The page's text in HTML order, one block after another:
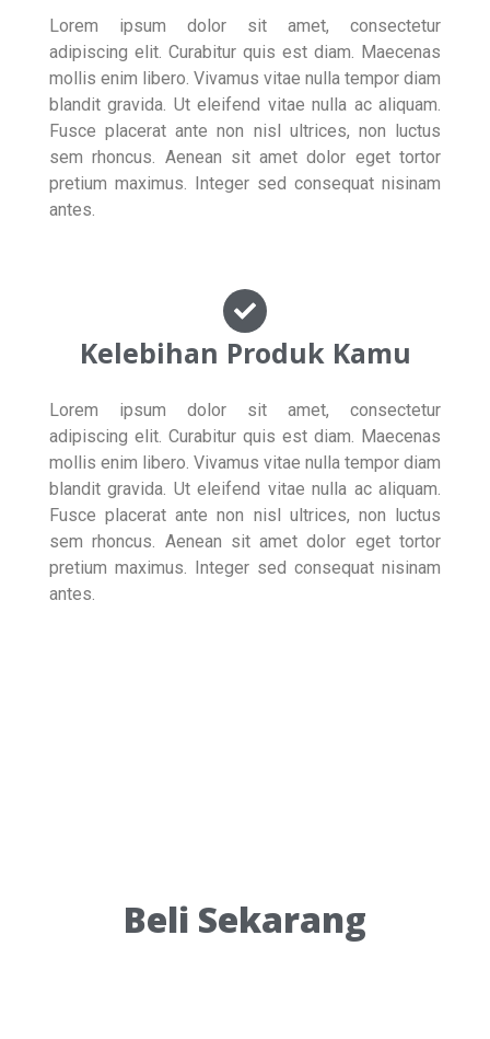
Lorem ipsum dolor sit amet, consectetur
adipiscing elit. Curabitur quis est diam. Maecenas
mollis enim libero. Vivamus vitae nulla tempor diam
blandit gravida. Ut eleifend vitae nulla ac aliquam.
Fusce placerat ante non nisl ultrices, non luctus
sem rhoncus. Aenean sit amet dolor eget tortor
pretium maximus. Integer sed consequat nisinam
antes.
Kelebihan Produk Kamu
Lorem ipsum dolor sit amet, consectetur
adipiscing elit. Curabitur quis est diam. Maecenas
mollis enim libero. Vivamus vitae nulla tempor diam
blandit gravida. Ut eleifend vitae nulla ac aliquam.
Fusce placerat ante non nisl ultrices, non luctus
sem rhoncus. Aenean sit amet dolor eget tortor
pretium maximus. Integer sed consequat nisinam
antes.
Beli Sekarang